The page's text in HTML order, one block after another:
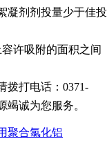
凝剂剂投量少于佳投
许吸附的面积之间
拨打电话：0371-
竭诚为您服务。
聚合氯化铝